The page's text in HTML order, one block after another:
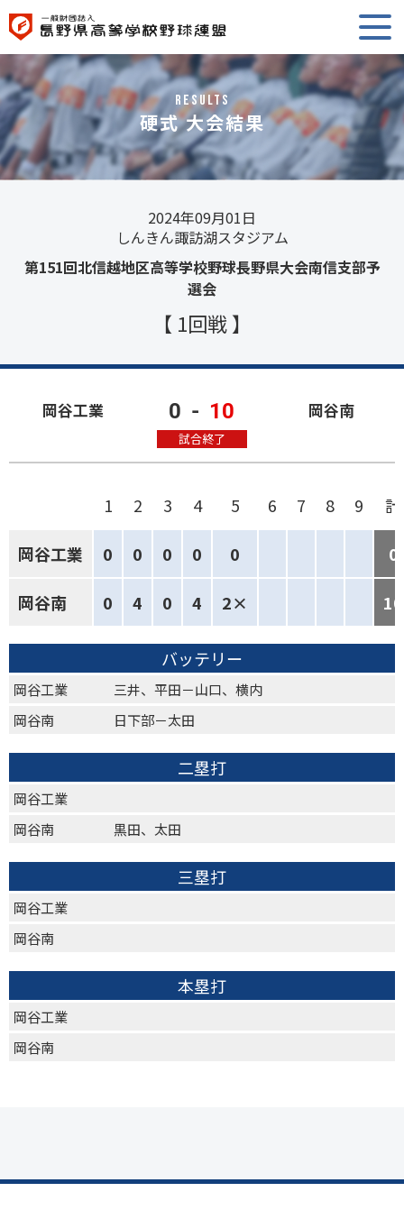
RESULTS
硬式 大会結果
2024年09月01日
しんきん諏訪湖スタジアム
第151回北信越地区高等学校野球長野県大会南信支部予
選会
【 1回戦 】
岡谷工業 0 - 10
試合終了
岡谷南
1 2 3 4 5 6 7 8 9 計
岡谷工業 0 0 0 0 0 0
岡谷南 0 4 0 4 2× 10
バッテリー
岡谷工業
三井、平田－山口、横内
岡谷南
日下部－太田
二塁打
岡谷工業
岡谷南
黒田、太田
三塁打
岡谷工業
岡谷南
本塁打
岡谷工業
岡谷南